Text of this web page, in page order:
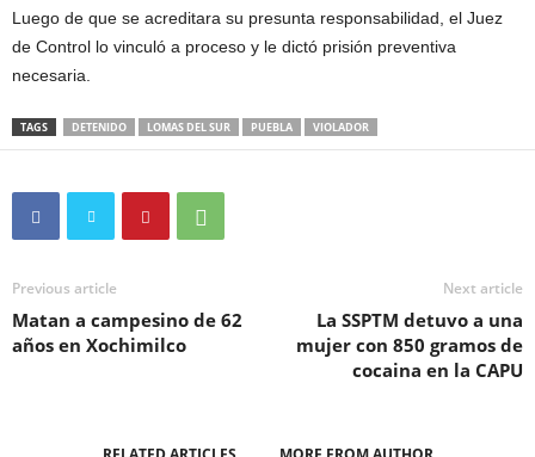
Luego de que se acreditara su presunta responsabilidad, el Juez
de Control lo vinculó a proceso y le dictó prisión preventiva
necesaria.
TAGS DETENIDO LOMAS DEL SUR PUEBLA VIOLADOR
Previous article
Matan a campesino de 62
años en Xochimilco
Next article
La SSPTM detuvo a una
mujer con 850 gramos de
cocaina en la CAPU